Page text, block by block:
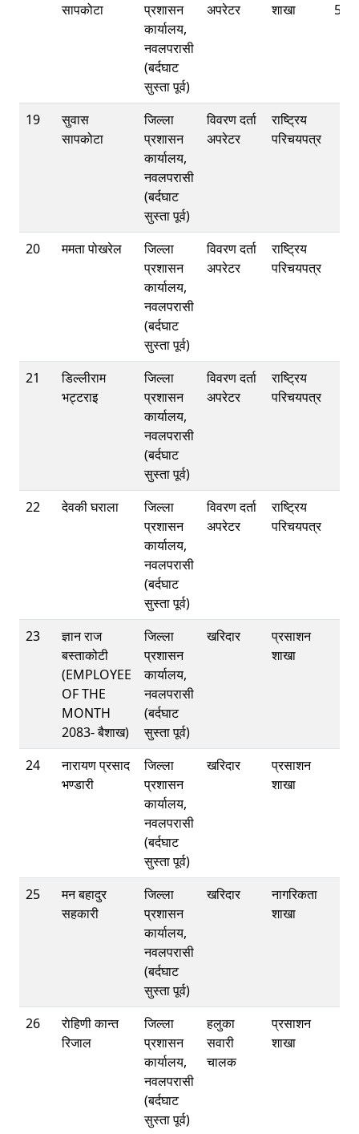
सापकोटा
प्रशासन
कार्यालय,
नवलपरासी
(बर्दघाट
सुस्ता पूर्व)
अपरेटर
शाखा
19
सुवास
सापकोटा
जिल्ला
प्रशासन
कार्यालय,
नवलपरासी
(बर्दघाट
सुस्ता पूर्व)
विवरण दर्ता
अपरेटर
राष्ट्रिय
परिचयपत्र
20 ममता पोखरेल
जिल्ला
प्रशासन
कार्यालय,
नवलपरासी
(बर्दघाट
सुस्ता पूर्व)
विवरण दर्ता
अपरेटर
राष्ट्रिय
परिचयपत्र
21
डिल्लीराम
भट्टराइ
जिल्ला
प्रशासन
कार्यालय,
नवलपरासी
(बर्दघाट
सुस्ता पूर्व)
विवरण दर्ता
अपरेटर
राष्ट्रिय
परिचयपत्र
22 देवकी घराला
जिल्ला
प्रशासन
कार्यालय,
नवलपरासी
(बर्दघाट
सुस्ता पूर्व)
विवरण दर्ता
अपरेटर
राष्ट्रिय
परिचयपत्र
23
ज्ञान राज
बस्ताकोटी
(EMPLOYEE
OF THE
MONTH
2083- बैशाख)
जिल्ला
प्रशासन
कार्यालय,
नवलपरासी
(बर्दघाट
सुस्ता पूर्व)
खरिदार
प्रसाशन
शाखा
24
नारायण प्रसाद
भण्डारी
जिल्ला
प्रशासन
कार्यालय,
नवलपरासी
(बर्दघाट
सुस्ता पूर्व)
खरिदार
प्रसाशन
शाखा
25
मन बहादुर
सहकारी
जिल्ला
प्रशासन
कार्यालय,
नवलपरासी
(बर्दघाट
सुस्ता पूर्व)
खरिदार
नागरिकता
शाखा
26
राेहिणी कान्त
रिजाल
जिल्ला
प्रशासन
कार्यालय,
नवलपरासी
(बर्दघाट
सुस्ता पूर्व)
हलुका
सवारी
चालक
प्रसाशन
शाखा